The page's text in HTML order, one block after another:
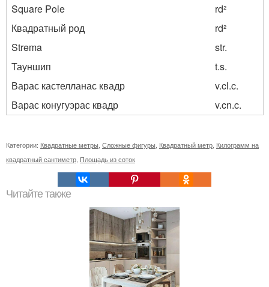
Square Pole
rd²
Квадратный род
rd²
Strema
str.
Тауншип
t.s.
Варас кастелланас квадр
v.cl.c.
Варас конугуэрас квадр
v.cn.c.
Категории: Квадратные метры Сложные фигуры Квадратный метр Килограмм на
квадратный сантиметр Площадь из соток
Читайте также